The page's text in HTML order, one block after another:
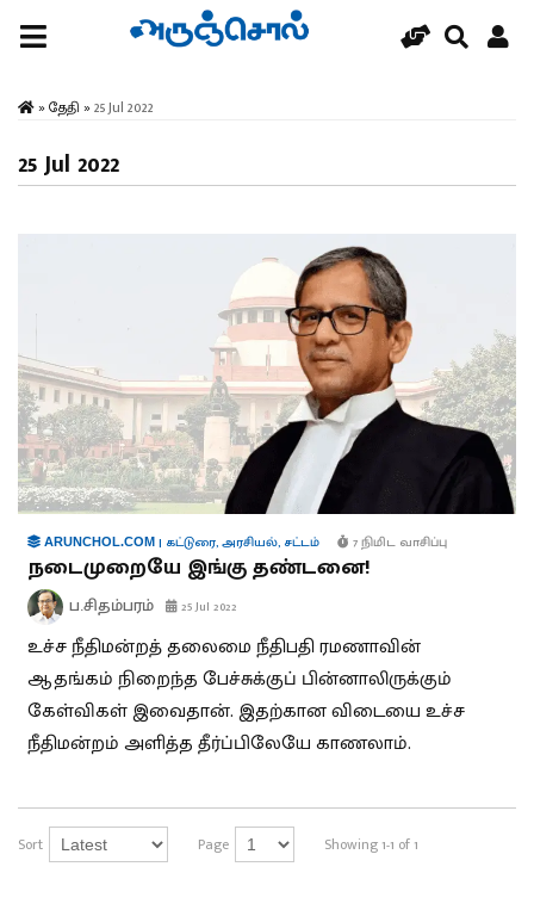
» தேதி » 25 Jul 2022
25 Jul 2022
ARUNCHOL.COM | கட்டுரை,அரசியல், சட்டம் 7 நிமிட வாசிப்பு
நடைமுறையே இங்கு தண்டனை!
ப.சிதம்பரம் 25 Jul 2022
உச்ச நீதிமன்றத் தலைமை நீதிபதி ரமணாவின்
ஆதங்கம் நிறைந்த பேச்சுக்குப் பின்னாலிருக்கும்
கேள்விகள் இவைதான். இதற்கான விடையை உச்ச
நீதிமன்றம் அளித்த தீர்ப்பிலேயே காணலாம்.
Sort Page Showing 1-1 of 1